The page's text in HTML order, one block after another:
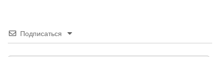
Подписаться